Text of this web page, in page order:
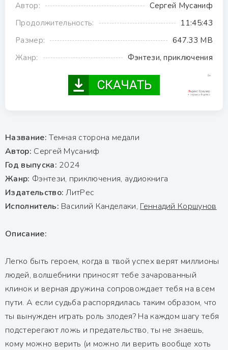
Автор:
Сергей Мусаниф
Продолжительность:
11:45:43
Размер:
647.33 MB
Жанр:
Фэнтези, приключения
Название:Темная сторона медали
Автор: Сергей Мусаниф
Год выпуска: 2024
Жанр: Фэнтези, приключения, аудиокнига
Издательство: ЛитРес
Исполнитель: Василий Канделаки, Геннадий Коршунов
Описание:
Легко быть героем, когда в твой успех верят миллионы
людей, волшебники приносят тебе зачарованный
клинок и верная дружина сопровождает тебя на всем
пути. А если судьба распорядилась таким образом, что
ты вынужден играть роль злодея? На каждом шагу тебя
подстерегают ложь и предательство, ты не знаешь,
кому можно верить (и можно ли верить вообще хоть